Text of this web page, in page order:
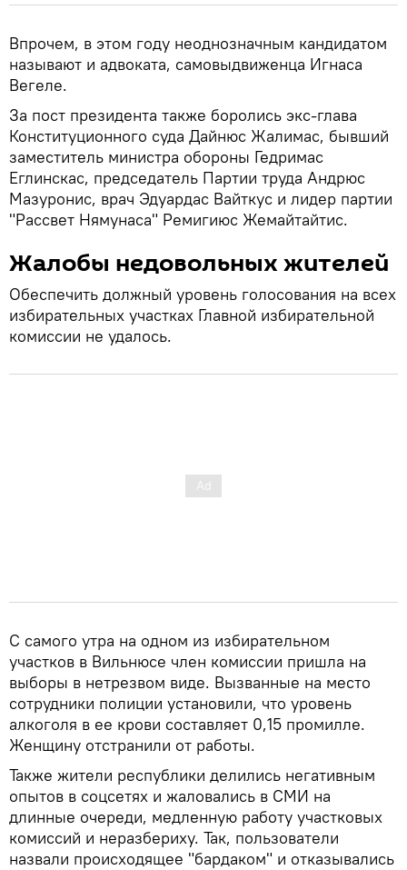
Впрочем, в этом году неоднозначным кандидатом
называют и адвоката, самовыдвиженца Игнаса
Вегеле.
За пост президента также боролись экс-глава
Конституционного суда Дайнюс Жалимас, бывший
заместитель министра обороны Гедримас
Еглинскас, председатель Партии труда Андрюс
Мазуронис, врач Эдуардас Вайткус и лидер партии
"Рассвет Нямунаса" Ремигиюс Жемайтайтис.
Жалобы недовольных жителей
Обеспечить должный уровень голосования на всех
избирательных участках Главной избирательной
комиссии не удалось.
С самого утра на одном из избирательном
участков в Вильнюсе член комиссии пришла на
выборы в нетрезвом виде. Вызванные на место
сотрудники полиции установили, что уровень
алкоголя в ее крови составляет 0,15 промилле.
Женщину отстранили от работы.
Также жители республики делились негативным
опытов в соцсетях и жаловались в СМИ на
длинные очереди, медленную работу участковых
комиссий и неразбериху. Так, пользователи
назвали происходящее "бардаком" и отказывались